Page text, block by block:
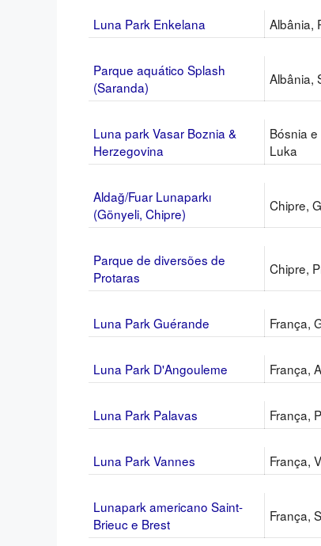
Luna Park Enkelana Albânia,
Parque aquático Splash
(Saranda)
Albânia,
Luna park Vasar Boznia &
Herzegovina
Bósnia
Luka
Aldağ/Fuar Lunaparkı
(Gönyeli, Chipre)
Chipre,
Parque de diversões de
Protaras
Chipre,
Luna Park Guérande França,
Luna Park D'Angouleme França,
Luna Park Palavas França,
Luna Park Vannes França,
Lunapark americano Saint-
Brieuc e Brest
França,